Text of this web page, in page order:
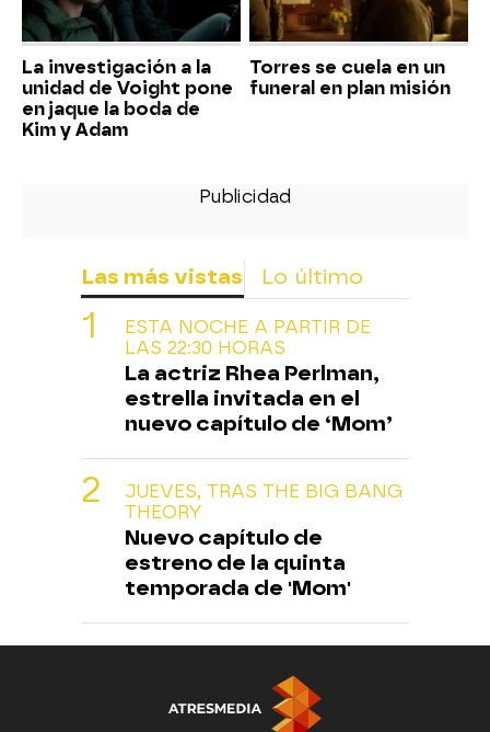
La investigación a la
unidad de Voight pone
en jaque la boda de
Kim y Adam
Torres se cuela en un
funeral en plan misión
Las más vistas Lo último
ESTA NOCHE A PARTIR DE
LAS 22:30 HORAS
La actriz Rhea Perlman,
estrella invitada en el
nuevo capítulo de ‘Mom’
JUEVES, TRAS THE BIG BANG
THEORY
Nuevo capítulo de
estreno de la quinta
temporada de 'Mom'